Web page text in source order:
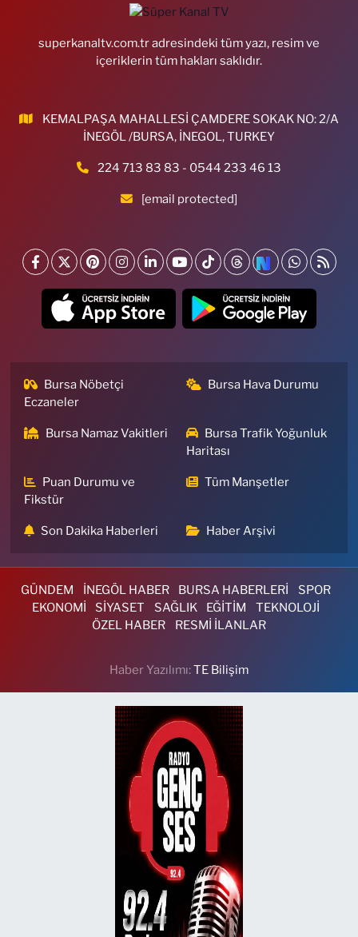
superkanaltv.com.tr adresindeki tüm yazı, resim ve
içeriklerin tüm hakları saklıdır.
KEMALPAŞA MAHALLESİ ÇAMDERE SOKAK NO: 2/A
İNEGÖL /BURSA, İNEGOL, TURKEY
224 713 83 83 - 0544 233 46 13
[email protected]
Bursa Nöbetçi
Eczaneler
Bursa Hava Durumu
Bursa Namaz Vakitleri
Bursa Trafik Yoğunluk
Haritası
Puan Durumu ve
Fikstür
Tüm Manşetler
Son Dakika Haberleri Haber Arşivi
GÜNDEM İNEGÖL HABER BURSA HABERLERİ
SPOR
EKONOMİ
SİYASET SAĞLIK EĞİTİM
TEKNOLOJİ
ÖZEL HABER
RESMİ İLANLAR
Haber Yazılımı:TE Bilişim